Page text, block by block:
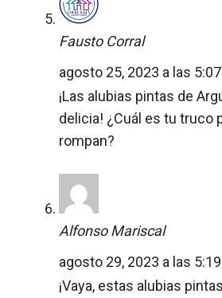
Fausto Corral
agosto 25, 2023 a las
¡Las alubias pintas de
delicia! ¿Cuál es tu truco
rompan?
Alfonso Mariscal
agosto 29, 2023 a las
¡Vaya, estas alubias